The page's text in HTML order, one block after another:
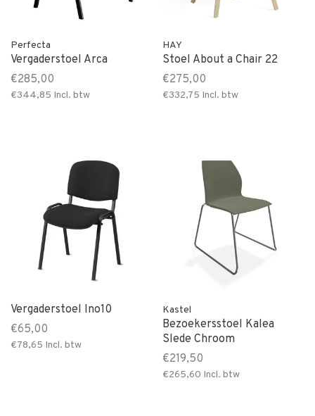
Perfecta
Vergaderstoel Arca
€285,00
€344,85 Incl. btw
HAY
Stoel About a Chair 22
€275,00
€332,75 Incl. btw
Vergaderstoel Ino10
€65,00
€78,65 Incl. btw
Kastel
Bezoekersstoel Kalea
Slede Chroom
€219,50
€265,60 Incl. btw